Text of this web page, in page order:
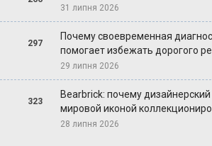
31 липня 2026
297
Почему своевременная
помогает избежать дорогого
29 липня 2026
323
Bearbrick: почему
мировой иконой
28 липня 2026